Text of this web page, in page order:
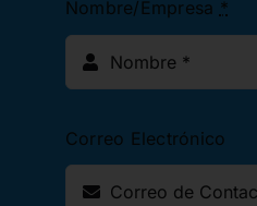
Nombre/Empresa *
Correo Electrónico